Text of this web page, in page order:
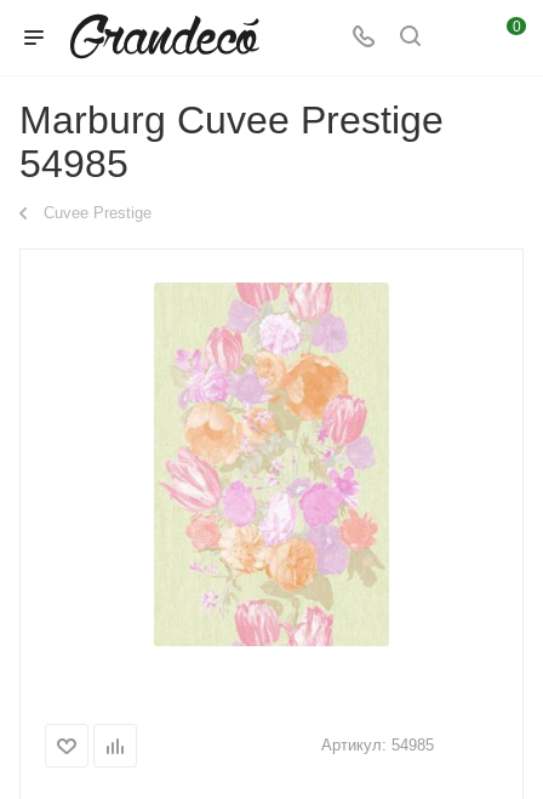
0
Marburg Cuvee Prestige
54985
Cuvee Prestige
Артикул: 54985